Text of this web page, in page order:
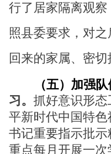
行了居家隔离观
照县委要求，对
回来的家属、密切
（五）加强队
习。 抓好意识形态
平新时代中国特
书记重要指示批
重点每月开展一